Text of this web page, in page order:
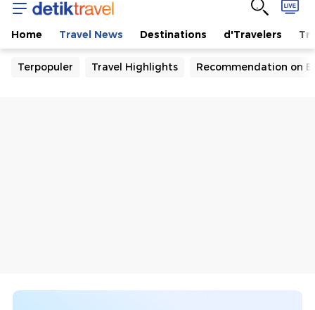
Home Travel News Destinations d'Travelers
Terpopuler Travel Highlights Recommendation on